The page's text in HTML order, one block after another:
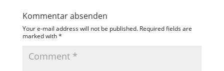
Kommentar absenden
Your e-mail address will not be published. Required fields are
marked with*